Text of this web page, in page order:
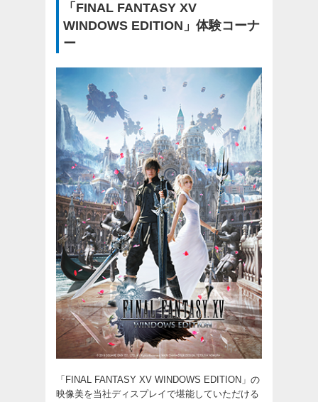
「FINAL FANTASY XV
WINDOWS EDITION」体験コーナ
ー
「FINAL FANTASY XV WINDOWS EDITION」の
映像美を当社ディスプレイで堪能していただける